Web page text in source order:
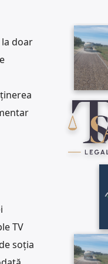
doar
TV
soția